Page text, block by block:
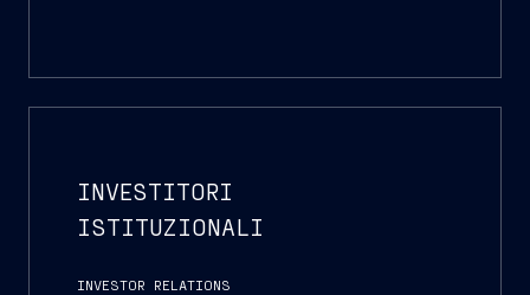
INVESTITORI
ISTITUZIONALI
INVESTOR RELATIONS